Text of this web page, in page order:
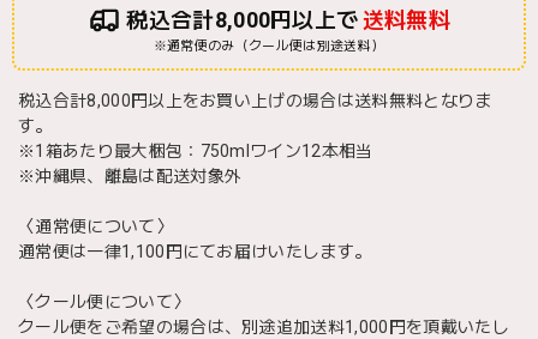
税込合計8,000円以上で送料無料
※通常便のみ（クール便は別途送料）
税込合計8,000円以上をお買い上げの場合は送料無料となりま
す。
※1箱あたり最大梱包：750mlワイン12本相当
※沖縄県、離島は配送対象外
〈通常便について〉
通常便は一律1,100円にてお届けいたします。
〈クール便について〉
クール便をご希望の場合は、別途追加送料1,000円を頂戴いたし